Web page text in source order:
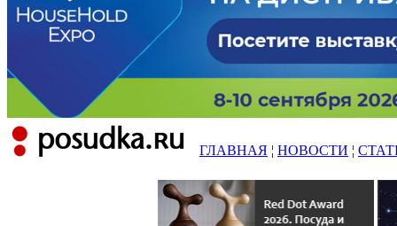
ГЛАВНАЯ ¦ НОВОСТИ ¦